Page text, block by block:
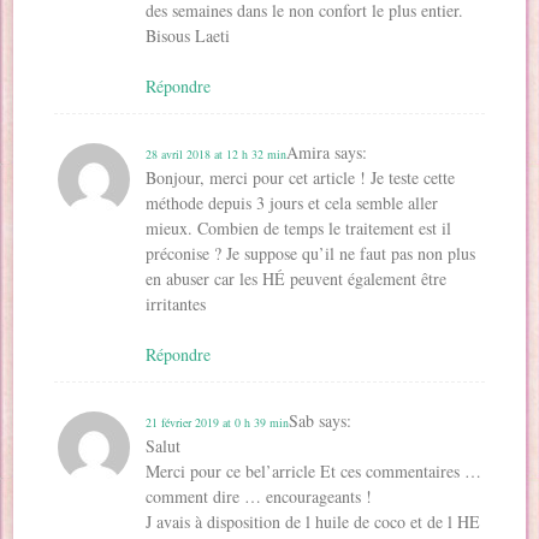
des semaines dans le non confort le plus entier.
Bisous Laeti
Répondre
Amira says:
28 avril 2018 at 12 h 32 min
Bonjour, merci pour cet article ! Je teste cette
méthode depuis 3 jours et cela semble aller
mieux. Combien de temps le traitement est il
préconise ? Je suppose qu’il ne faut pas non plus
en abuser car les HÉ peuvent également être
irritantes
Répondre
Sab says:
21 février 2019 at 0 h 39 min
Salut
Merci pour ce bel’arricle Et ces commentaires …
comment dire … encourageants !
J avais à disposition de l huile de coco et de l HE